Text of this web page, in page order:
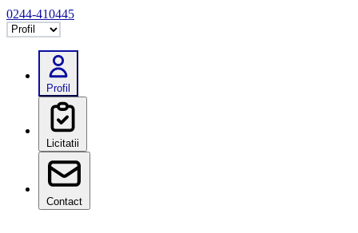
0244-410445
Selectează tab
Profil
Licitatii
Contact